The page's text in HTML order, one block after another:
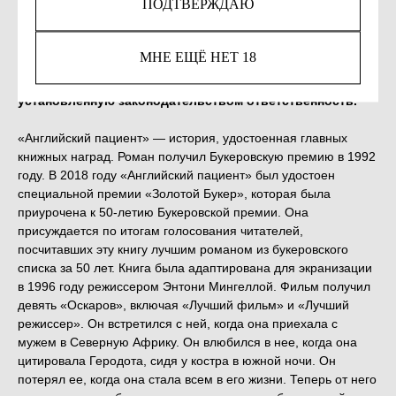
ПОДТВЕРЖДАЮ
МНЕ ЕЩЁ НЕТ 18
психотропных веществ, их аналогов причиняет вред
здоровью, их незаконный оборот запрещён и влечет
установленную законодательством ответственность.
«Английский пациент» — история, удостоенная главных
книжных наград. Роман получил Букеровскую премию в 1992
году. В 2018 году «Английский пациент» был удостоен
специальной премии «Золотой Букер», которая была
приурочена к 50-летию Букеровской премии. Она
присуждается по итогам голосования читателей,
посчитавших эту книгу лучшим романом из букеровского
списка за 50 лет. Книга была адаптирована для экранизации
в 1996 году режиссером Энтони Мингеллой. Фильм получил
девять «Оскаров», включая «Лучший фильм» и «Лучший
режиссер». Он встретился с ней, когда она приехала с
мужем в Северную Африку. Он влюбился в нее, когда она
цитировала Геродота, сидя у костра в южной ночи. Он
потерял ее, когда она стала всем в его жизни. Теперь от него